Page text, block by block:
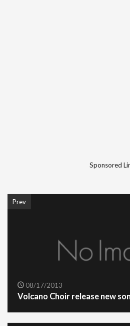
Sponsored
Prev
08/17/2013
Volcano Choir release new